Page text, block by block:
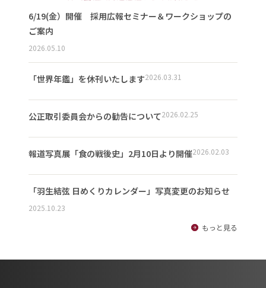
6/19(金）開催 採用広報セミナー＆ワークショップの
ご案内
2026.05.10
「世界年鑑」を休刊いたします2026.03.31
公正取引委員会からの勧告について2026.02.25
報道写真展「食の戦後史」2月10日より開催2026.02.03
「羽生結弦 日めくりカレンダー」写真変更のお知らせ
2025.10.23
もっと見る